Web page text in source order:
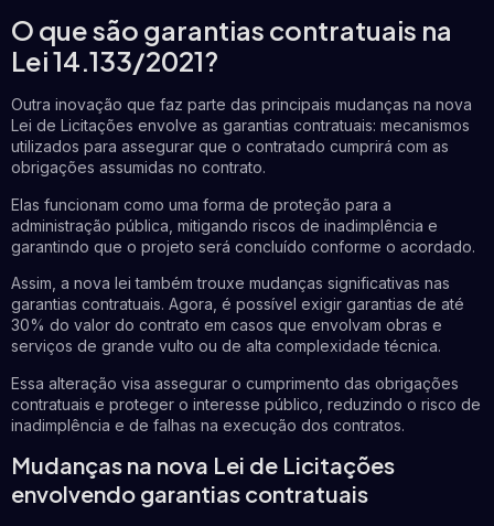
O que são garantias contratuais na
Lei 14.133/2021?
Outra inovação que faz parte das principais mudanças na nova
Lei de Licitações envolve as garantias contratuais: mecanismos
utilizados para assegurar que o contratado cumprirá com as
obrigações assumidas no contrato.
Elas funcionam como uma forma de proteção para a
administração pública, mitigando riscos de inadimplência e
garantindo que o projeto será concluído conforme o acordado.
Assim, a nova lei também trouxe mudanças significativas nas
garantias contratuais. Agora, é possível exigir garantias de até
30% do valor do contrato em casos que envolvam obras e
serviços de grande vulto ou de alta complexidade técnica.
Essa alteração visa assegurar o cumprimento das obrigações
contratuais e proteger o interesse público, reduzindo o risco de
inadimplência e de falhas na execução dos contratos.
Mudanças na nova Lei de Licitações
envolvendo garantias contratuais